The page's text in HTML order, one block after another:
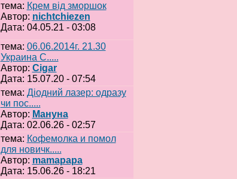
тема: Крем від зморшок
Автор: nichtchiezen
Дата: 04.05.21 - 03:08
тема: 06.06.2014г. 21.30
Украина C.....
Автор: Cigar
Дата: 15.07.20 - 07:54
тема: Діодний лазер: одразу
чи пос.....
Автор: Мануна
Дата: 02.06.26 - 02:57
тема: Кофемолка и помол
для новичк.....
Автор: mamapapa
Дата: 15.06.26 - 18:21